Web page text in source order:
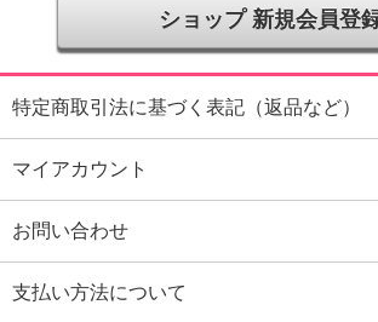
ショップ 新規会員登
特定商取引法に基づく表記（返品など）
マイアカウント
お問い合わせ
支払い方法について